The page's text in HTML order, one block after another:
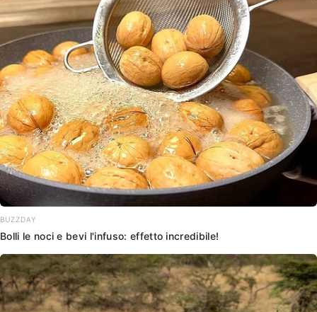
BUZZDAY
Bolli le noci e bevi l'infuso: effetto incredibile!